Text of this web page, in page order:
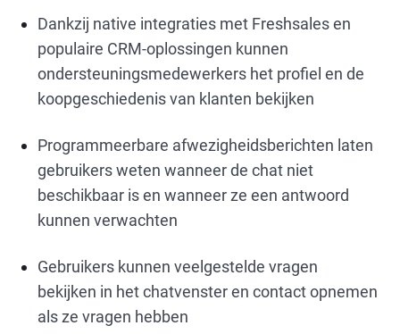
Dankzij native integraties met Freshsales en
populaire CRM-oplossingen kunnen
ondersteuningsmedewerkers het profiel en de
koopgeschiedenis van klanten bekijken
Programmeerbare afwezigheidsberichten laten
gebruikers weten wanneer de chat niet
beschikbaar is en wanneer ze een antwoord
kunnen verwachten
Gebruikers kunnen veelgestelde vragen
bekijken in het chatvenster en contact opnemen
als ze vragen hebben